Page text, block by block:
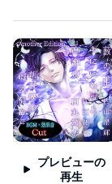
プレビューの
再生